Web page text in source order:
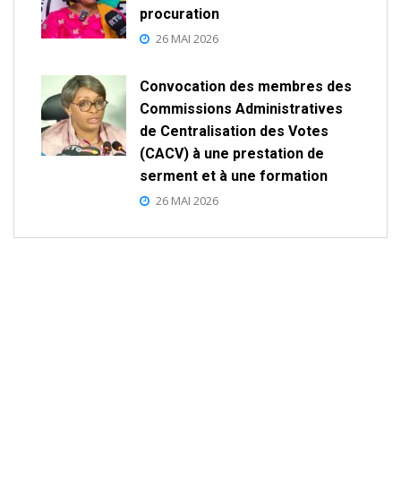
procuration
26 MAI 2026
Convocation des membres des
Commissions Administratives
de Centralisation des Votes
(CACV) à une prestation de
serment et à une formation
26 MAI 2026